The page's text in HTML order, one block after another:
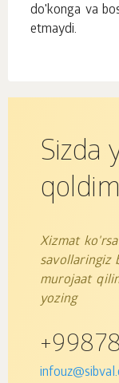
do'konga va
etmaydi.
Sizda
Xizmat
savollaringiz
murojaat
yozing